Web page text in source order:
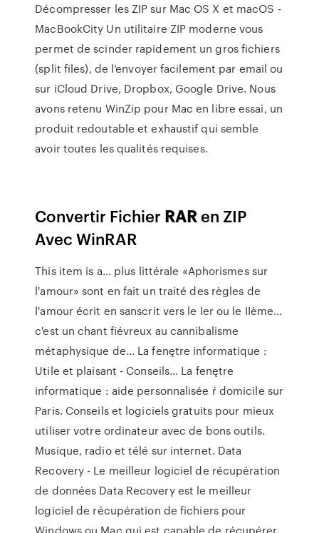
Décompresser les ZIP sur Mac OS X et macOS -
MacBookCity Un utilitaire ZIP moderne vous
permet de scinder rapidement un gros fichiers
(split files), de l’envoyer facilement par email ou
sur iCloud Drive, Dropbox, Google Drive. Nous
avons retenu WinZip pour Mac en libre essai, un
produit redoutable et exhaustif qui semble
avoir toutes les qualités requises.
Convertir Fichier RARen ZIP
Avec WinRAR
This item is a... plus littérale «Aphorismes sur
l'amour» sont en fait un traité des règles de
l'amour écrit en sanscrit vers le Ier ou le IIème...
c'est un chant fiévreux au cannibalisme
métaphysique de... La fenętre informatique :
Utile et plaisant - Conseils… La fenętre
informatique : aide personnalisée ŕ domicile sur
Paris. Conseils et logiciels gratuits pour mieux
utiliser votre ordinateur avec de bons outils.
Musique, radio et télé sur internet. Data
Recovery - Le meilleur logiciel de récupération
de données Data Recovery est le meilleur
logiciel de récupération de fichiers pour
Windows ou Mac qui est capable de récupérer